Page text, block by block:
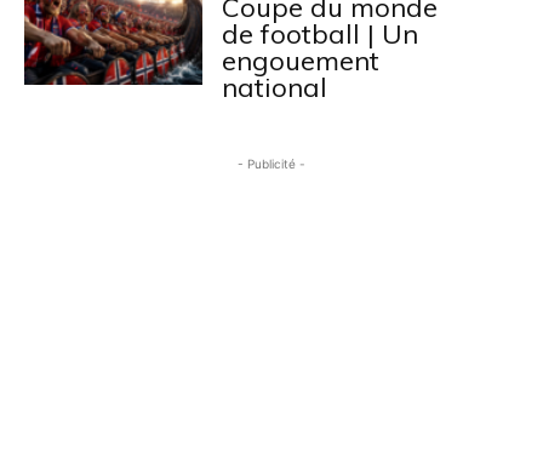
Coupe du monde
de football | Un
engouement
national
- Publicité -